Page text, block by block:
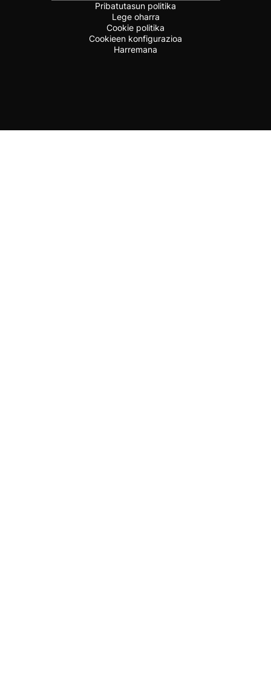
Pribatutasun politika
Lege oharra
Cookie politika
Cookieen konfigurazioa
Harremana